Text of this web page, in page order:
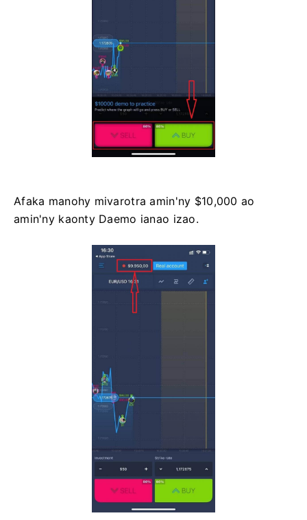
Afaka manohy mivarotra amin'ny $10,000 ao
amin'ny kaonty Daemo ianao izao.